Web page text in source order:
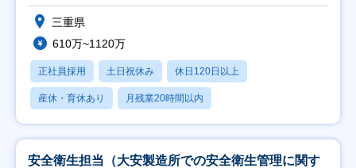
三重県
610万~1120万
正社員採用 土日祝休み 休日120日以上
産休・育休あり 月残業20時間以内
安全衛生担当（大安製造所での安全衛生管理に関す